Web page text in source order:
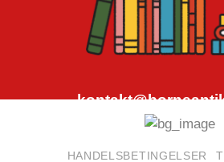
HANDELSBETINGELSER